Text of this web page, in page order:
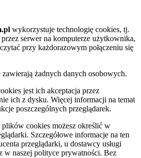
wykorzystuje technologię cookies, tj.
serwer na komputerze użytkownika,
przy każdorazowym połączeniu się
zawierają żadnych danych osobowych.
jest ich akceptacja przez
ich z dysku. Więcej informacji na temat
poszczególnych przeglądarek.
cookies możesz określić w
Szczegółowe informacje na ten
przeglądarki, u dostawcy usługi
w naszej polityce prywatności. Bez